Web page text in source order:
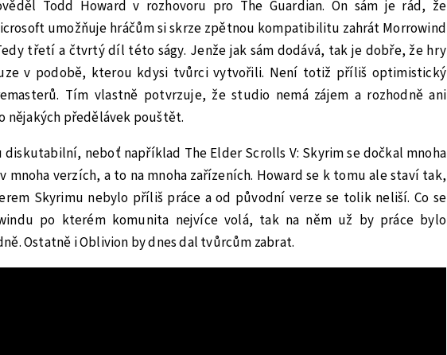
Todd Howard v rozhovoru pro The Guardian. On sám je rád, že
umožňuje hráčům si skrze zpětnou kompatibilitu zahrát Morrowind
třetí a čtvrtý díl této ságy. Jenže jak sám dodává, tak je dobře, že hry
v podobě, kterou kdysi tvůrci vytvořili. Není totiž příliš optimistický
Tím vlastně potvrzuje, že studio nemá zájem a rozhodně ani
nějakých předělávek pouštět.
neboť například The Elder Scrolls V: Skyrim se dočkal mnoha
mnoha verzích, a to na mnoha zařízeních. Howard se k tomu ale staví tak,
Skyrimu nebylo příliš práce a od původní verze se tolik neliší. Co se
po kterém komunita nejvíce volá, tak na něm už by práce bylo
Ostatně i Oblivion by dnes dal tvůrcům zabrat.